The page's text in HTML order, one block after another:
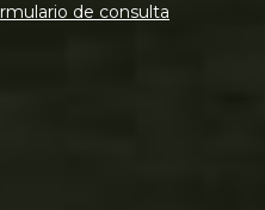
de consulta